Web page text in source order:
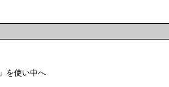
を使い中へ